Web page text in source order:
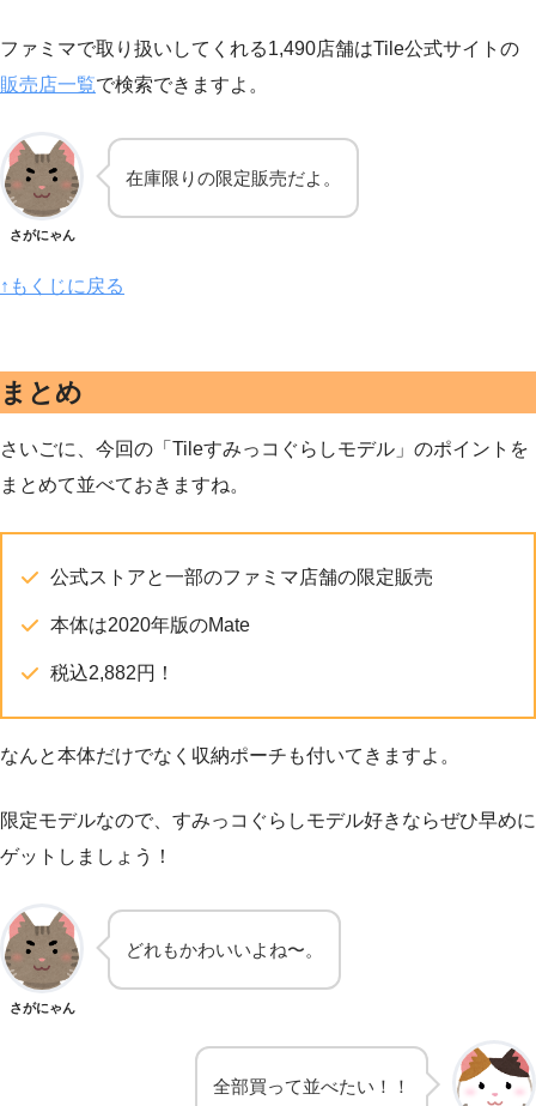
ファミマで取り扱いしてくれる1,490店舗はTile公式サイトの
販売店一覧で検索できますよ。
さがにゃん
在庫限りの限定販売だよ。
↑もくじに戻る
まとめ
さいごに、今回の「Tileすみっコぐらしモデル」のポイントを
まとめて並べておきますね。
公式ストアと一部のファミマ店舗の限定販売
本体は2020年版のMate
税込2,882円！
なんと本体だけでなく収納ポーチも付いてきますよ。
限定モデルなので、すみっコぐらしモデル好きならぜひ早めに
ゲットしましょう！
さがにゃん
どれもかわいいよね〜。
全部買って並べたい！！